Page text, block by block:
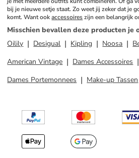
bij je nieuwe setje staat. Zo weet jij zeker dat je
komt. Want ook accessoires zijn een belangrijk
Misschien bevallen deze producten je
Oilily
Desigual Kipling Noosa
American Vintage
Dames Accessoires
Dames Portemonnees
Make-up Tassen